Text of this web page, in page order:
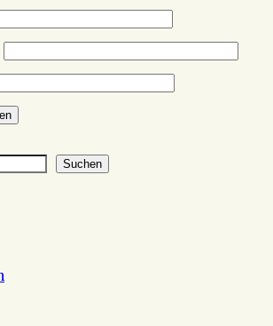
Suchen